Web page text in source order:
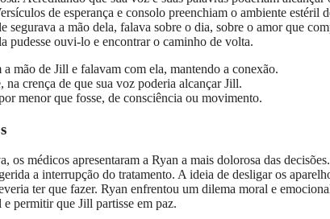
de esperança e consolo preenchiam o ambiente estéril
segurava a mão dela, falava sobre o dia, sobre o amor que
pudesse ouvi-lo e encontrar o caminho de volta.
mão de Jill e falavam com ela, mantendo a conexão.
crença de que sua voz poderia alcançar Jill.
menor que fosse, de consciência ou movimento.
os médicos apresentaram a Ryan a mais dolorosa das
a interrupção do tratamento. A ideia de desligar os
ter que fazer. Ryan enfrentou um dilema moral e
permitir que Jill partisse em paz.